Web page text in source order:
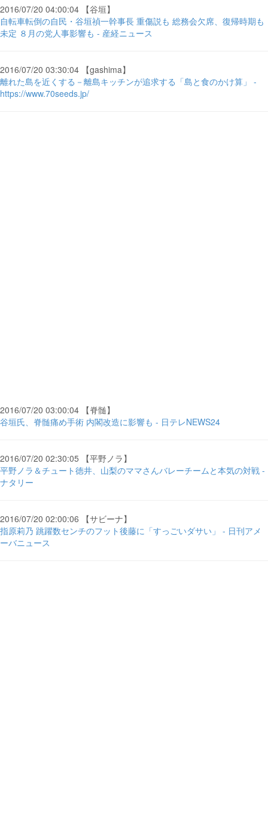
2016/07/20 04:00:04 【谷垣】
自転車転倒の自民・谷垣禎一幹事長 重傷説も 総務会欠席、復帰時期も
未定 ８月の党人事影響も - 産経ニュース
2016/07/20 03:30:04 【gashima】
離れた島を近くする－離島キッチンが追求する「島と食のかけ算」 -
https://www.70seeds.jp/
2016/07/20 03:00:04 【脊髄】
谷垣氏、脊髄痛め手術 内閣改造に影響も - 日テレNEWS24
2016/07/20 02:30:05 【平野ノラ】
平野ノラ＆チュート徳井、山梨のママさんバレーチームと本気の対戦 -
ナタリー
2016/07/20 02:00:06 【サビーナ】
指原莉乃 跳躍数センチのフット後藤に「すっごいダサい」 - 日刊アメ
ーバニュース